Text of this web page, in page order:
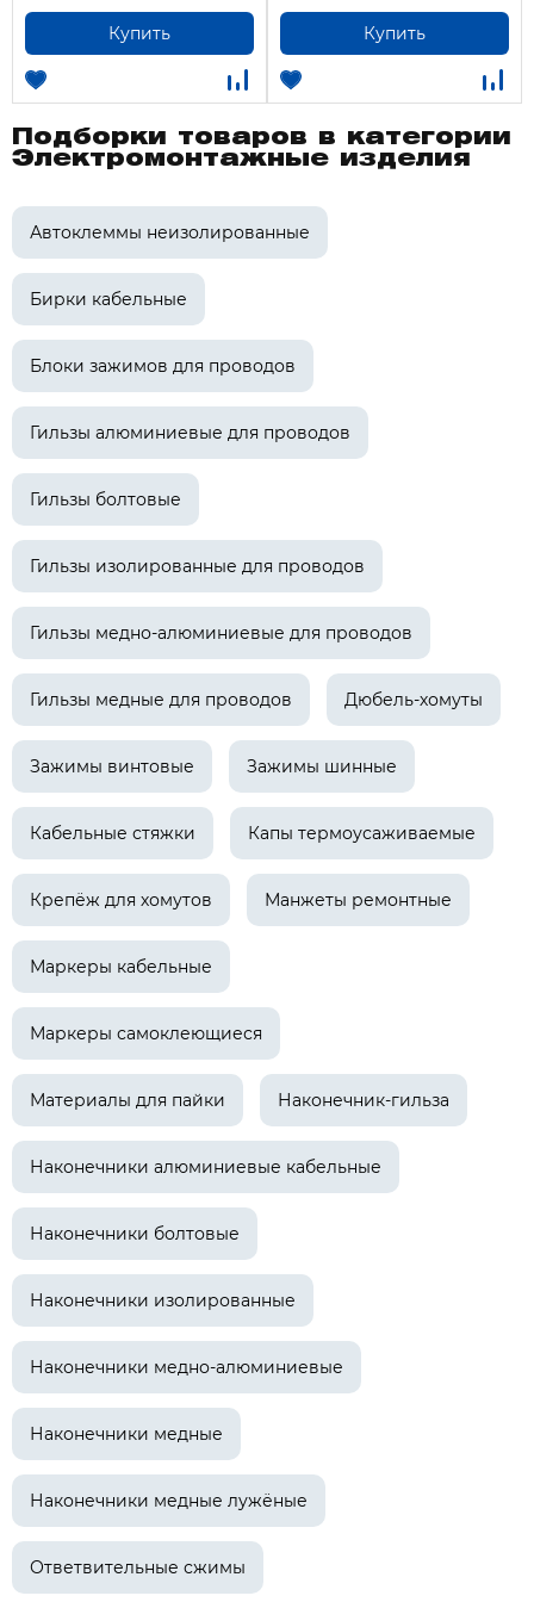
Купить Купить
Подборки товаров в категории
Электромонтажные изделия
Автоклеммы неизолированные
Бирки кабельные
Блоки зажимов для проводов
Гильзы алюминиевые для проводов
Гильзы болтовые
Гильзы изолированные для проводов
Гильзы медно-алюминиевые для проводов
Гильзы медные для проводов Дюбель-хомуты
Зажимы винтовые Зажимы шинные
Кабельные стяжки Капы термоусаживаемые
Крепёж для хомутов Манжеты ремонтные
Маркеры кабельные
Маркеры самоклеющиеся
Материалы для пайки Наконечник-гильза
Наконечники алюминиевые кабельные
Наконечники болтовые
Наконечники изолированные
Наконечники медно-алюминиевые
Наконечники медные
Наконечники медные лужёные
Ответвительные сжимы